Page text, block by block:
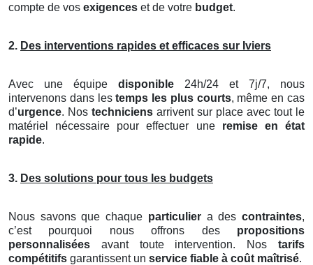
compte de vos exigences et de votre budget.
2. Des interventions rapides et efficaces sur Iviers
Avec une équipe disponible 24h/24 et 7j/7, nous
intervenons dans lestemps les plus courts, même en cas
d’urgence. Nos techniciens arrivent sur place avec tout le
matériel nécessaire pour effectuer une remise en état
rapide.
3. Des solutions pour tous les budgets
Nous savons que chaque particuliera descontraintes,
c’est pourquoi nous offrons des propositions
personnalisées avant toute intervention. Nos tarifs
compétitifs garantissent un service fiable à coût maîtrisé.